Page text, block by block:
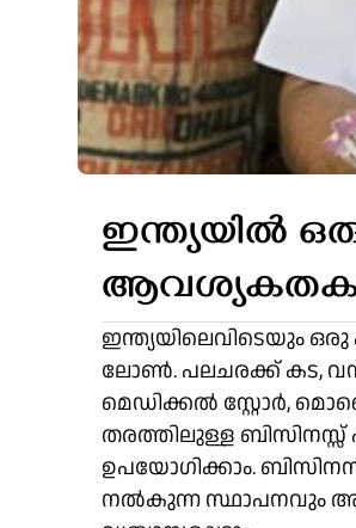
ഇന്ത്യയിൽ
ഇന്ത്യയിലെവിടെയും
ലോൺ. പലചരക്ക് കട,
മെഡിക്കൽ സ്റ്റോർ,
തരത്തിലുള്ള
ഉപയോഗിക്കാം.
നൽകുന്ന സ്ഥാപനവും